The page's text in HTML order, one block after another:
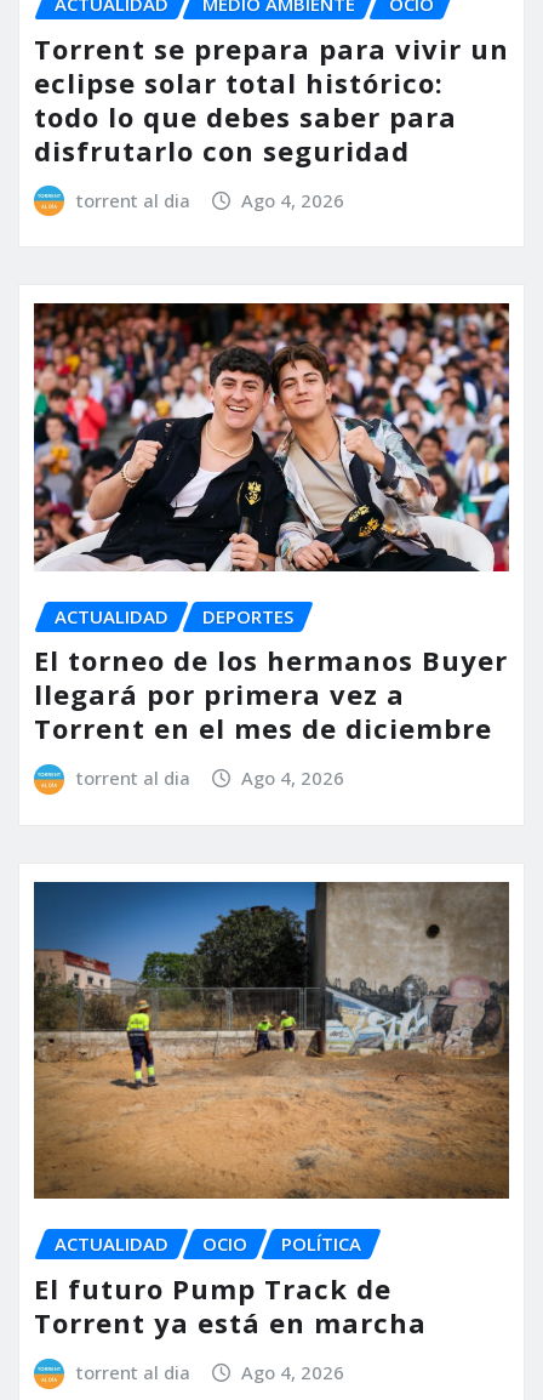
Torrent se prepara para vivir un
eclipse solar total histórico:
todo lo que debes saber para
disfrutarlo con seguridad
torrent al dia Ago 4, 2026
ACTUALIDAD DEPORTES
El torneo de los hermanos Buyer
llegará por primera vez a
Torrent en el mes de diciembre
torrent al dia Ago 4, 2026
ACTUALIDAD OCIO POLÍTICA
El futuro Pump Track de
Torrent ya está en marcha
torrent al dia Ago 4, 2026